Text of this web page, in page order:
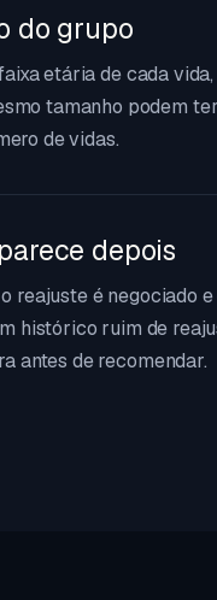
do grupo
etária de cada
tamanho podem
de vidas.
depois
reajuste é negociado
histórico ruim de
antes de recomendar.